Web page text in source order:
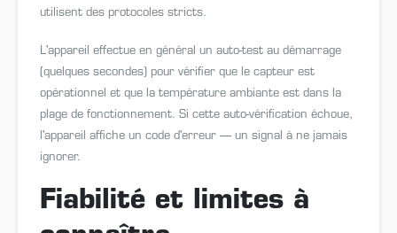
utilisent des protocoles stricts.
L'appareil effectue en général un auto-test au démarrage
(quelques secondes) pour vérifier que le capteur est
opérationnel et que la température ambiante est dans la
plage de fonctionnement. Si cette auto-vérification échoue,
l'appareil affiche un code d'erreur — un signal à ne jamais
ignorer.
Fiabilité et limites à